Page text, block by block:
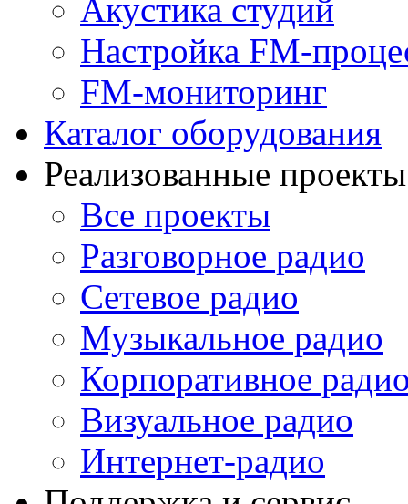
Акустика студий
Настройка FM-
FM-мониторинг
Каталог оборудования
Реализованные проекты
Все проекты
Разговорное радио
Сетевое радио
Музыкальное радио
Корпоративное
Визуальное радио
Интернет-радио